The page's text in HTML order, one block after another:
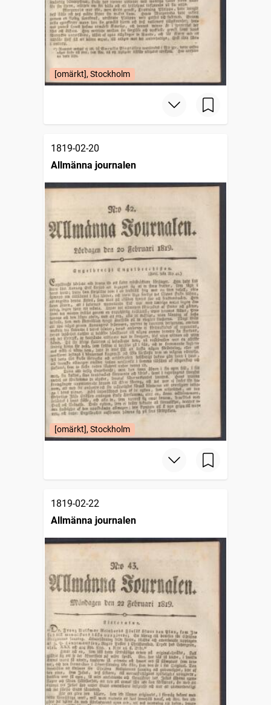
[omärkt], Stockholm
1819-02-20
Allmänna journalen
[omärkt], Stockholm
1819-02-22
Allmänna journalen